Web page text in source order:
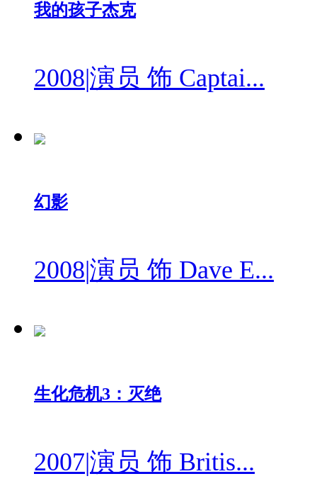
我的孩子杰克
2008|演员 饰 Captai...
幻影
2008|演员 饰 Dave E...
生化危机3：灭绝
2007|演员 饰 Britis...